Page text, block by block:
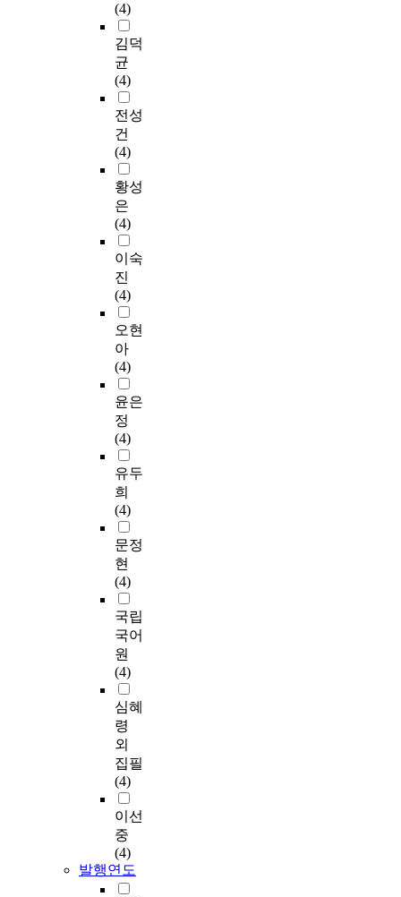
(4)
김덕
균
(4)
전성
건
(4)
황성
은
(4)
이숙
진
(4)
오현
아
(4)
윤은
정
(4)
유두
희
(4)
문정
현
(4)
국립
국어
원
(4)
심혜
령
외
집필
(4)
이선
중
(4)
발행연도